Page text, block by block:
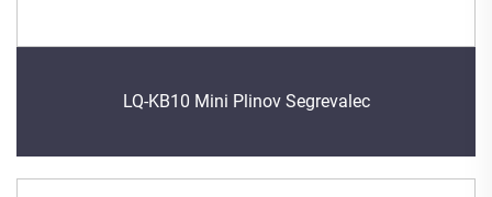
LQ-KB10 Mini Plinov Segrevalec